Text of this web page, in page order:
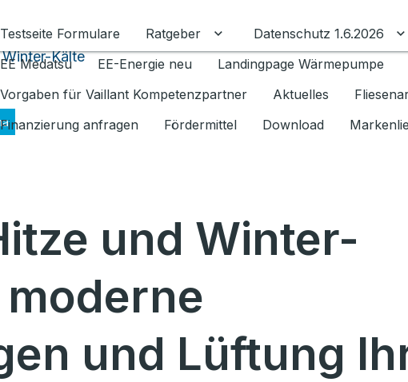
Testseite Formulare
Ratgeber Untermenü für Ratgeber
Datenschutz 1.6.2026
EE Medatsu
EE-Energie neu Landingpage Wärmepumpe
Vorgaben für Vaillant Kompetenzpartner
Aktuelles
Finanzierung anfragen
Fördermittel Download
Kälte
und Winter-
und Lüftung